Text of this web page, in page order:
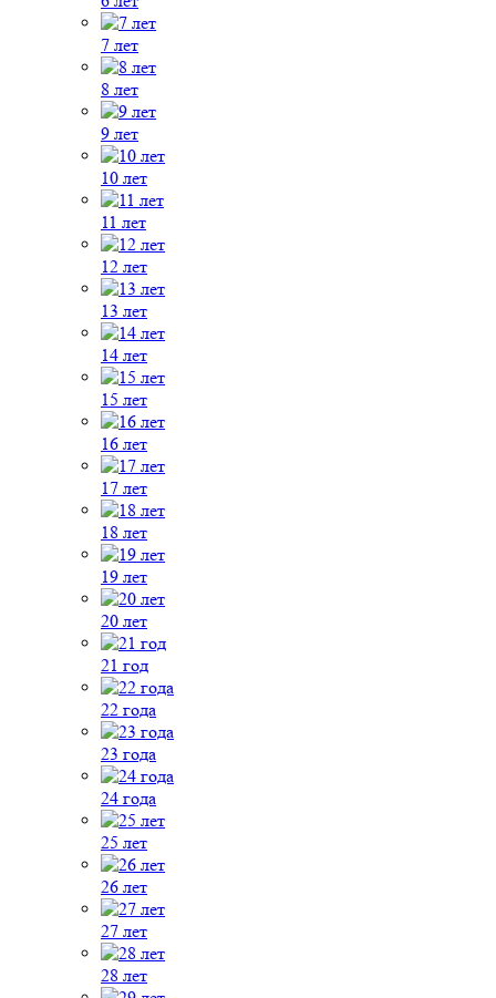
7 лет
8 лет
9 лет
10 лет
11 лет
12 лет
13 лет
14 лет
15 лет
16 лет
17 лет
18 лет
19 лет
20 лет
21 год
22 года
23 года
24 года
25 лет
26 лет
27 лет
28 лет